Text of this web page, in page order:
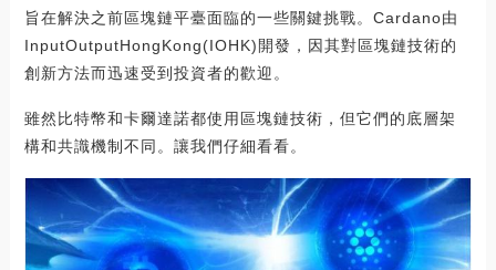
旨在解決之前區塊鏈平臺面臨的一些關鍵挑戰。Cardano由
InputOutputHongKong(IOHK)開發，因其對區塊鏈技術的
創新方法而迅速受到投資者的歡迎。
雖然比特幣和卡爾達諾都使用區塊鏈技術，但它們的底層架
構和共識機制不同。讓我們仔細看看。